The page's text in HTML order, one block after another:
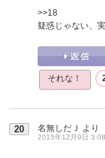
>>18
疑惑じゃない、
それな！
20 名無しだＪ より
2015年12月9日